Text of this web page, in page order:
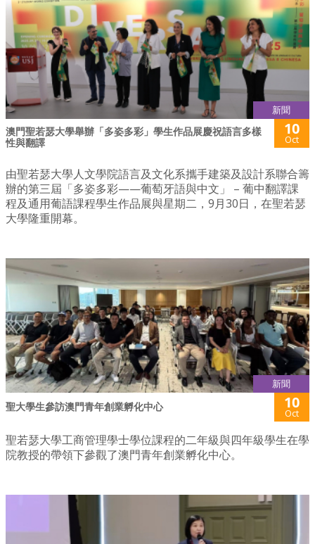
新聞
澳門聖若瑟大學舉辦「多姿多彩」學生作品展慶祝語言多樣
性與翻譯
10
Oct
由聖若瑟大學人文學院語言及文化系攜手建築及設計系聯合籌
辦的第三屆「多姿多彩——葡萄牙語與中文」 – 葡中翻譯課
程及通用葡語課程學生作品展與星期二，9月30日，在聖若瑟
大學隆重開幕。
新聞
聖大學生參訪澳門青年創業孵化中心 10
Oct
聖若瑟大學工商管理學士學位課程的二年級與四年級學生在學
院教授的帶領下參觀了澳門青年創業孵化中心。